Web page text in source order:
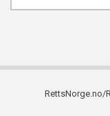
RettsNorge.no/